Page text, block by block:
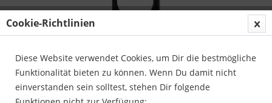
Cookie-Richtlinien
Diese Website verwendet Cookies, um Dir die bestmögliche
Funktionalität bieten zu können. Wenn Du damit nicht
einverstanden sein solltest, stehen Dir folgende